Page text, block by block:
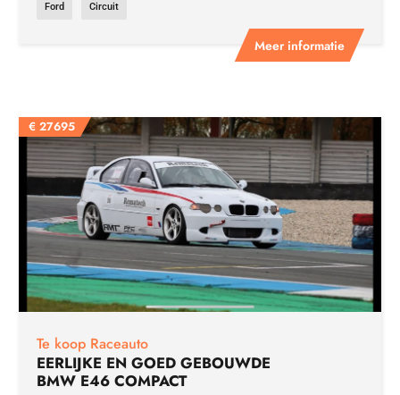
Meer informatie
Ford Circuit
€ 27695
Te koop Raceauto
EERLIJKE EN GOED GEBOUWDE
BMW E46 COMPACT